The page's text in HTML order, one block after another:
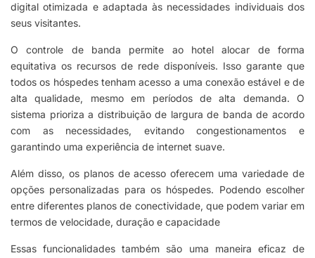
digital otimizada e adaptada às necessidades individuais dos
seus visitantes.
O controle de banda permite ao hotel alocar de forma
equitativa os recursos de rede disponíveis. Isso garante que
todos os hóspedes tenham acesso a uma conexão estável e de
alta qualidade, mesmo em períodos de alta demanda. O
sistema prioriza a distribuição de largura de banda de acordo
com as necessidades, evitando congestionamentos e
garantindo uma experiência de internet suave.
Além disso, os planos de acesso oferecem uma variedade de
opções personalizadas para os hóspedes. Podendo escolher
entre diferentes planos de conectividade, que podem variar em
termos de velocidade, duração e capacidade
Essas funcionalidades também são uma maneira eficaz de